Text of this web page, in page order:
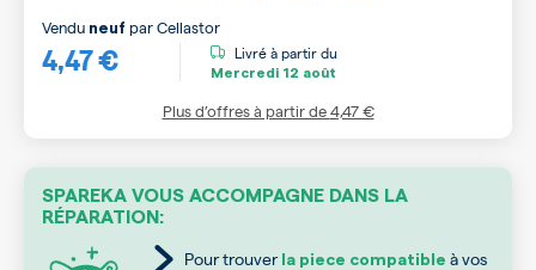
4,47 €
Vendu neuf parCellastor
Livré à partir du
Mercredi 12 août
Plus d’offres à partir de4,47 €
SPAREKA VOUS ACCOMPAGNE DANS LA
RÉPARATION:
Pour trouver la piece compatible à vos